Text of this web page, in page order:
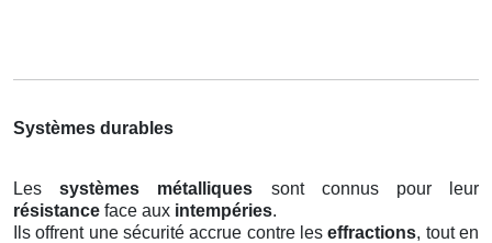
Systèmes durables
Lessystèmes métalliques sont connus pour leur
résistance face aux intempéries.
Ils offrent une sécurité accrue contre leseffractions, tout en